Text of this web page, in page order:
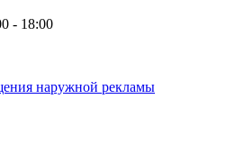
- 18:00
наружной рекламы